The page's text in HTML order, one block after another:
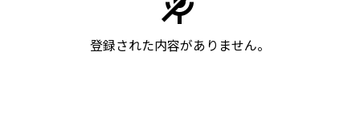
登録された内容がありません。